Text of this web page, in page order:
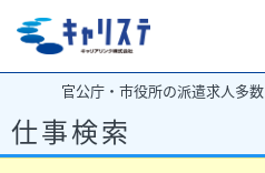
官公庁・市役所の派遣求人多
仕事検索